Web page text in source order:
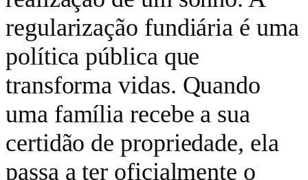
regularização fundiária é uma
política pública que
transforma vidas. Quando
uma família recebe a sua
certidão de propriedade, ela
passa a ter oficialmente o